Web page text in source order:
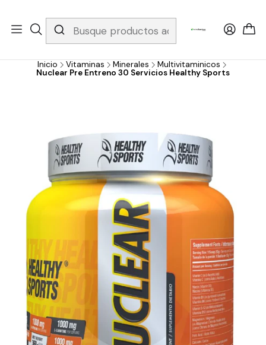
Whatsapp 3229079958/ Fijo 6019251796 / Envios a todo el país y
gratis apartir de 199.000!
Inicio Vitaminas Minerales
Multivitaminicos
Nuclear Pre Entreno 30 Servicios Healthy Sports